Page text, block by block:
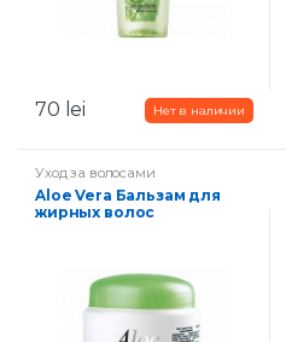
70 lei
Уход за волосами
Aloe Vera Бальзам для
жирных волос